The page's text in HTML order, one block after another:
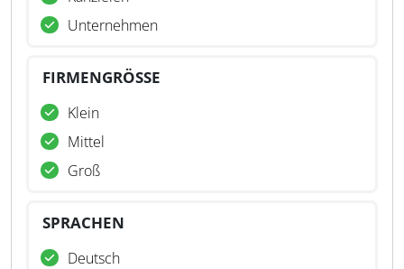
Unternehmen
FIRMENGRÖSSE
Klein
Mittel
Groß
SPRACHEN
Deutsch